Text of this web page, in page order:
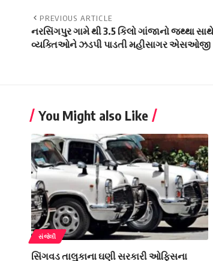
PREVIOUS ARTICLE
નરસિંગપુર ગામે થી 3.5 કિલો ગાંજાનો જથ્થા
વ્યક્તિઓને ઝડપી પાડતી મહીસાગર એસઓજી
You Might also Like
સંજેલી
સિંગવડ તાલુકાના ઘણી સરકારી ઓફિસના